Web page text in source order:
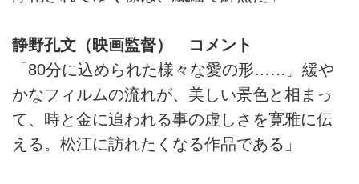
静野孔文（映画監督） コメント
「80分に込められた様々な愛の形……。緩や
かなフィルムの流れが、美しい景色と相まっ
て、時と金に追われる事の虚しさを寛雅に伝
える。松江に訪れたくなる作品である」